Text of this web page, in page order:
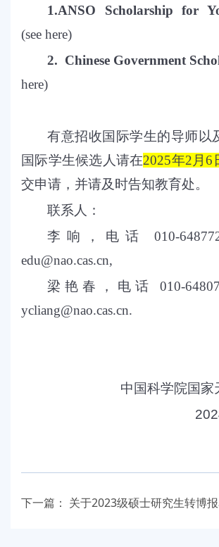
1.ANSO Scholarship for
(see here)
2. Chinese Government
here)
有意招收国际学生的导师以
国际学生候选人请在2025年2月6
交申请，并请及时告知教育处。
联系人：
李响，电话 010-
edu@nao.cas.cn,
梁艳春，电话 010-
ycliang@nao.cas.cn.
中国科学院国家
下一篇： 关于2023级硕士研究生转博